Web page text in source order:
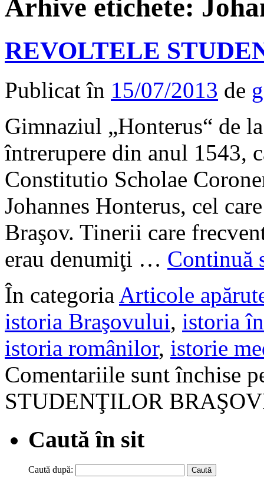
Arhive etichete:
REVOLTELE
Publicat în 15/07/2013 de
Gimnaziul „Honterus“ de
întrerupere din anul 1543,
Constitutio Scholae
Johannes Honterus, cel
Braşov. Tinerii care
erau denumiţi … Continuă
În categoria Articole
istoria Braşovului, istoria
istoria românilor, istorie
Comentariile sunt închise
STUDENŢILOR
Caută în sit
Caută după: